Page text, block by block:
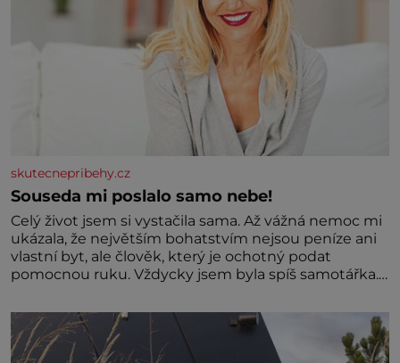
skutecnepribehy.cz
Souseda mi poslalo samo nebe!
Celý život jsem si vystačila sama. Až vážná nemoc mi
ukázala, že největším bohatstvím nejsou peníze ani
vlastní byt, ale člověk, který je ochotný podat
pomocnou ruku. Vždycky jsem byla spíš samotářka.
ani partnera. Stačily mi knihy, práce a hlavně klid.
Hned po studiích jsem odešla z rodného města,